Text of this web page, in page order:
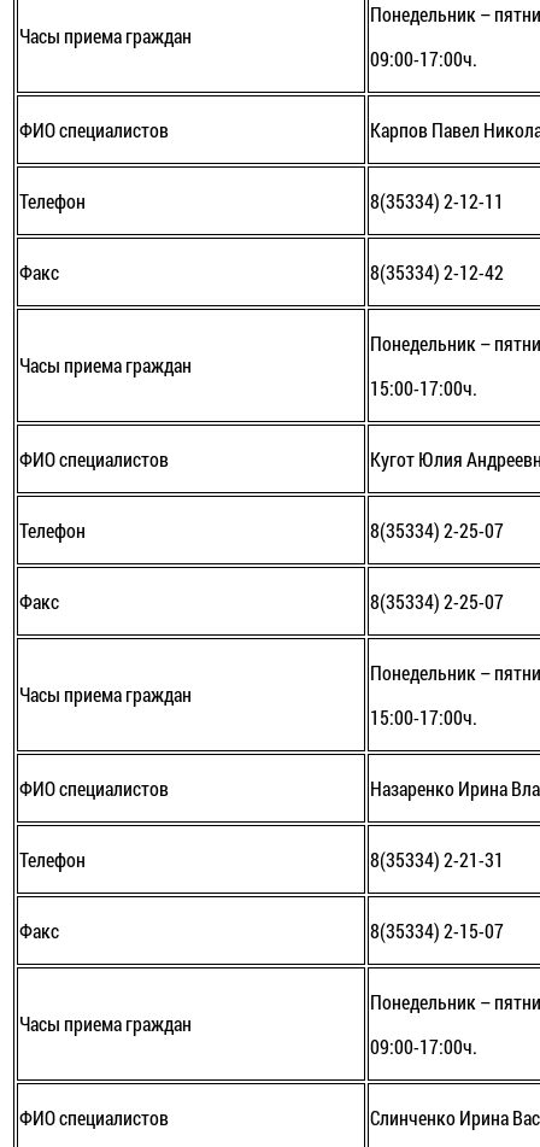
Часы приема граждан
Понедельник –
09:00-17:00ч.
ФИО специалистов Карпов Павел
Телефон 8(35334) 2-12-11
Факс 8(35334) 2-12-42
Часы приема граждан
Понедельник –
15:00-17:00ч.
ФИО специалистов Кугот Юлия
Телефон 8(35334) 2-25-07
Факс 8(35334) 2-25-07
Часы приема граждан
Понедельник –
15:00-17:00ч.
ФИО специалистов Назаренко Ирина
Телефон 8(35334) 2-21-31
Факс 8(35334) 2-15-07
Часы приема граждан
Понедельник –
09:00-17:00ч.
ФИО специалистов Слинченко Ирина